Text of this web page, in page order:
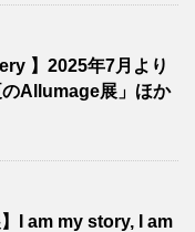
】2025年7月より
Allumage展」ほか
I am my story, I am